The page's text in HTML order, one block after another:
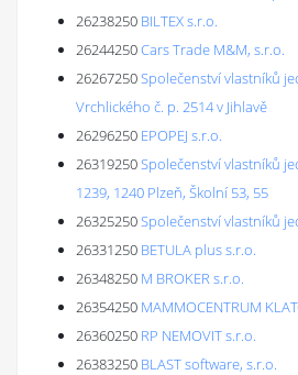
26238250 BILTEX s.r.o.
26244250Cars Trade M&M, s.r.o.
26267250Společenství vlastníků
Vrchlického č. p. 2514 v Jihlavě
26296250 EPOPEJ s.r.o.
26319250Společenství vlastníků
1239, 1240 Plzeň, Školní 53, 55
26325250Společenství vlastníků
26331250 BETULA plus s.r.o.
26348250 M BROKER s.r.o.
26354250 MAMMOCENTRUM
26360250 RP NEMOVIT s.r.o.
26383250 BLAST software, s.r.o.